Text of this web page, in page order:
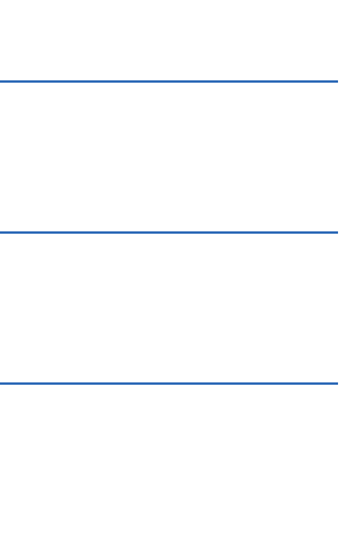
людям, увольнения, разрыв
стабильности психики: